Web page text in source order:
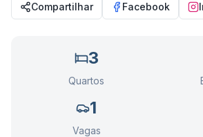
Compartilhar
Facebook
3
Quartos
1
Vagas